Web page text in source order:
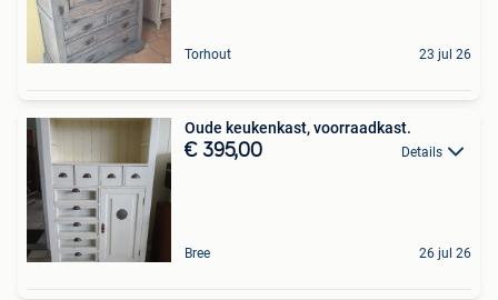
Torhout 23 jul 26
Oude keukenkast, voorraadkast.
€ 395,00 Details
Bree 26 jul 26